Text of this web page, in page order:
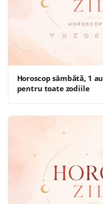
Horoscop sâmbătă, 1
pentru toate zodiile